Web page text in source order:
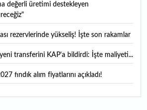
rezervlerinde yükseliş! İşte son rakamlar
transferini KAP'a bildirdi: İşte maliyeti...
fındık alım fiyatlarını açıkladı!